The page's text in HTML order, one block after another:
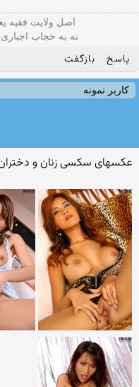
اصل ولایت فقیه
نه به حجاب
پاسخ بازگفت
کاربر نمونه
عکسهای سکسی زنان و